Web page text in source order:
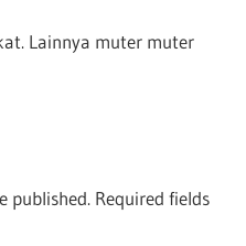
Lainnya muter muter
published. Required fields